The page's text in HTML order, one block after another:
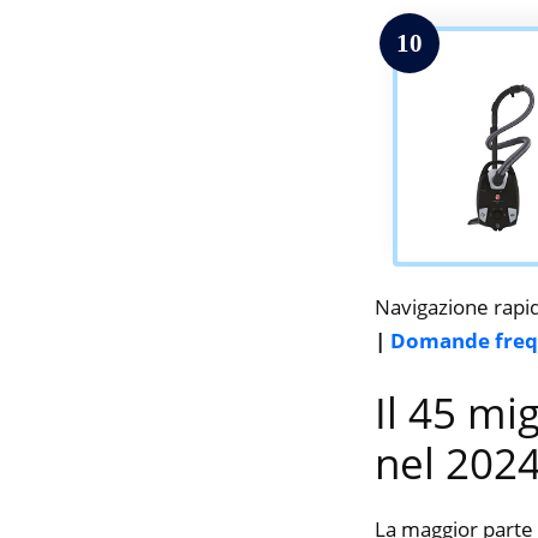
10
Navigazione
| Domande
Il 45
nel
La maggior